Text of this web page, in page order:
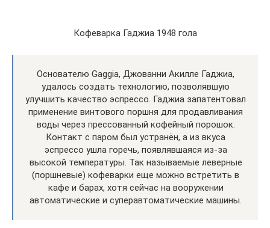
Кофеварка Гаджиа 1948 гола
Основателю Gaggia, Джованни Акилле Гаджиа,
удалось создать технологию, позволявшую
улучшить качество эспрессо. Гаджиа запатентовал
применение винтового поршня для продавливания
воды через прессованный кофейный порошок.
Контакт с паром был устранён, а из вкуса
эспрессо ушла горечь, появлявшаяся из-за
высокой температуры. Так называемые леверные
(поршневые) кофеварки еще можно встретить в
кафе и барах, хотя сейчас на вооружении
автоматические и суперавтоматические машины.